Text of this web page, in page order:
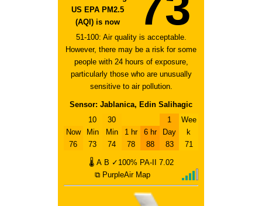
US EPA PM2.5
(AQI) is now
51-100: Air quality is acceptable.
However, there may be a risk for some
people with 24 hours of exposure,
particularly those who are unusually
sensitive to air pollution.
Sensor: Jablanica, Edin Salihagic
Now
76
10
Min
73
30
Min
74
1 hr
78
6 hr
88
1
Day
83
Wee
k
71
🌡 A B ✓100% PA-II
7.02
⧉ PurpleAir Map